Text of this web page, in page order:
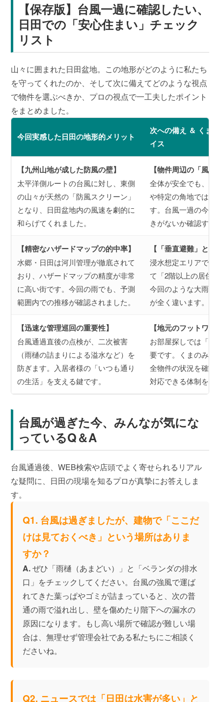
【保存版】台風一過に確認したい、
日田での「安心住まい」チェック
リスト
山々に囲まれた日田盆地。この地形がどのように私たち
を守ってくれたのか、そして次に備えてどのような視点
で物件を選ぶべきか、プロの視点で一工夫したポイント
をまとめました。
今回実感した日田の地形的メリット
次への備え ＆ くま
イス
【九州山地が成した防風の壁】
太平洋側ルートの台風に対し、東側
の山々が天然の「防風スクリーン」
となり、日田盆地内の風速を劇的に
和らげてくれました。
【物件周辺の「風
全体が安全でも、建
や特定の角地では風
す。台風一過の今、
きがないか確認する
【精密なハザードマップの的中率】
水郷・日田は河川管理が徹底されて
おり、ハザードマップの精度が非常
に高い街です。今回の雨でも、予測
範囲内での推移が確認されました。
【「垂直避難」と
浸水想定エリアでの
て「2階以上の居住
今回のような大雨予
が全く違います。
【迅速な管理巡回の重要性】
台風通過直後の点検が、二次被害
（雨樋の詰まりによる溢水など）を
防ぎます。入居者様の「いつも通り
の生活」を支える鍵です。
【地元のフットワ
お部屋探しでは「誰
要です。くまのみ不
全物件の状況を確認
対応できる体制を整
台風が過ぎた今、みんなが気にな
っているQ＆A
台風通過後、WEB検索や店頭でよく寄せられるリアル
な疑問に、日田の現場を知るプロが真摯にお答えしま
す。
Q1. 台風は過ぎましたが、建物で「ここだ
けは見ておくべき」という場所はありま
すか？
A.ぜひ「雨樋（あまどい）」と「ベランダの排水
口」をチェックしてください。台風の強風で運ば
れてきた葉っぱやゴミが詰まっていると、次の普
通の雨で溢れ出し、壁を傷めたり階下への漏水の
原因になります。もし高い場所で確認が難しい場
合は、無理せず管理会社である私たちにご相談く
ださいね。
Q2. ニュースでは「日田は水害が多い」と